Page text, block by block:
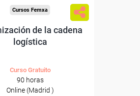
Cursos Femxa
de la cadena
logística
Curso Gratuito
90 horas
Online (Madrid )